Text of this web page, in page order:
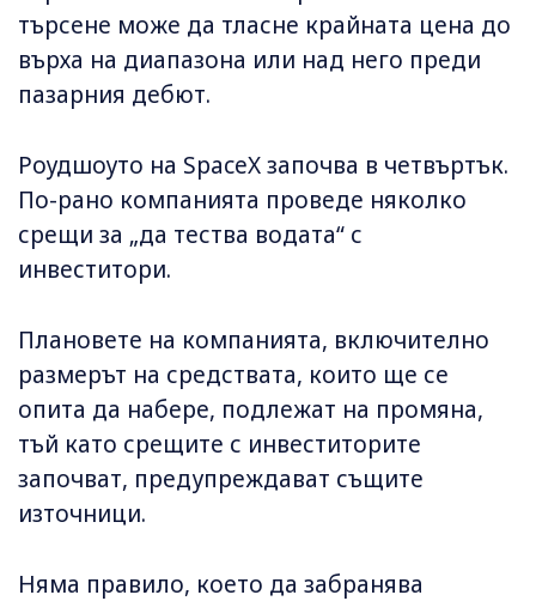
търсене може да тласне крайната цена до
върха на диапазона или над него преди
пазарния дебют.
Роудшоуто на SpaceX започва в четвъртък.
По-рано компанията проведе няколко
срещи за „да тества водата“ с
инвеститори.
Плановете на компанията, включително
размерът на средствата, които ще се
опита да набере, подлежат на промяна,
тъй като срещите с инвеститорите
започват, предупреждават същите
източници.
Няма правило, което да забранява